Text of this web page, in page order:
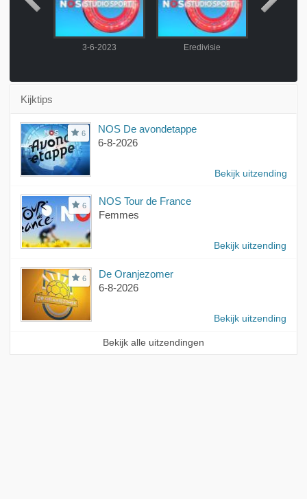
3-6-2023 Eredivisie
Kijktips
6
NOS De avondetappe
6-8-2026
Bekijk uitzending
6
NOS Tour de France
Femmes
Bekijk uitzending
6
De Oranjezomer
6-8-2026
Bekijk uitzending
Bekijk alle uitzendingen